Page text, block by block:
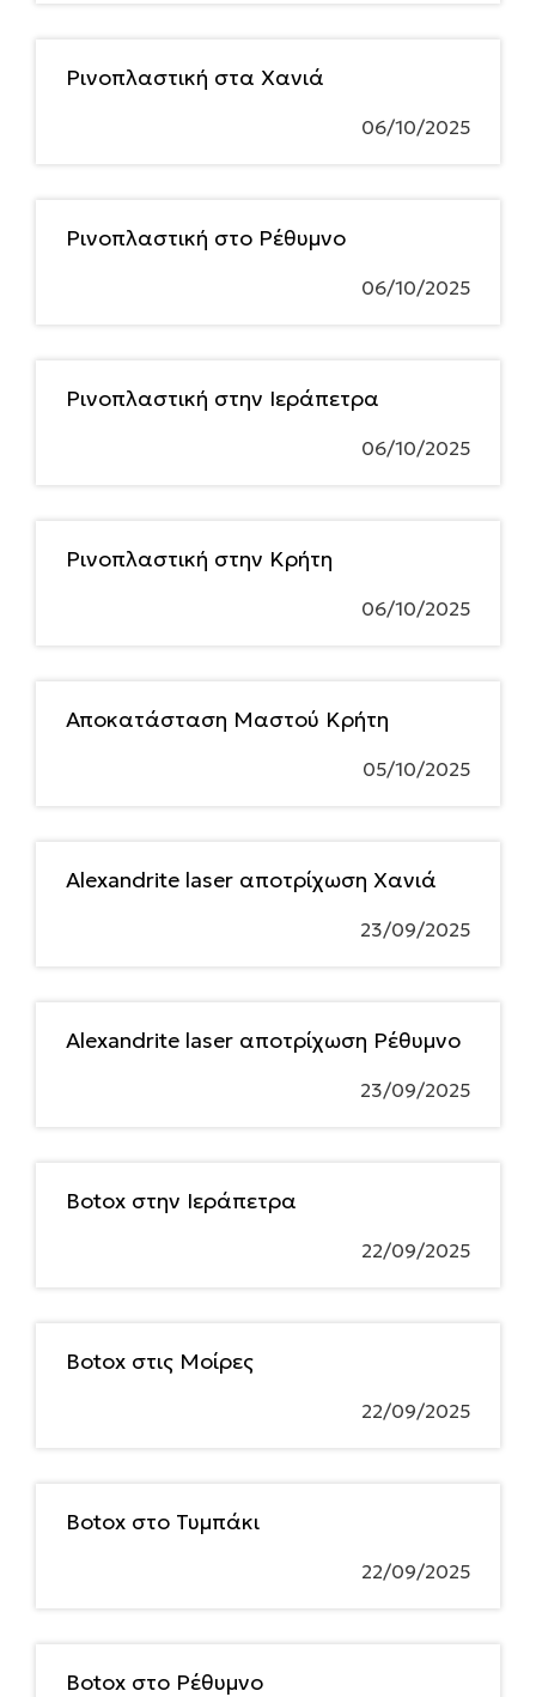
Ρινοπλαστική στα Χανιά
06/10/2025
Ρινοπλαστική στο Ρέθυμνο
06/10/2025
Ρινοπλαστική στην Ιεράπετρα
06/10/2025
Ρινοπλαστική στην Κρήτη
06/10/2025
Αποκατάσταση Μαστού Κρήτη
05/10/2025
Alexandrite laser αποτρίχωση Χανιά
23/09/2025
Alexandrite laser αποτρίχωση Ρέθυμνο
23/09/2025
Botox στην Ιεράπετρα
22/09/2025
Botox στις Μοίρες
22/09/2025
Botox στο Τυμπάκι
22/09/2025
Botox στο Ρέθυμνο